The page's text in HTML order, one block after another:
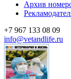
Архив
+7 967 133 08 09
info@vetandlife.ru